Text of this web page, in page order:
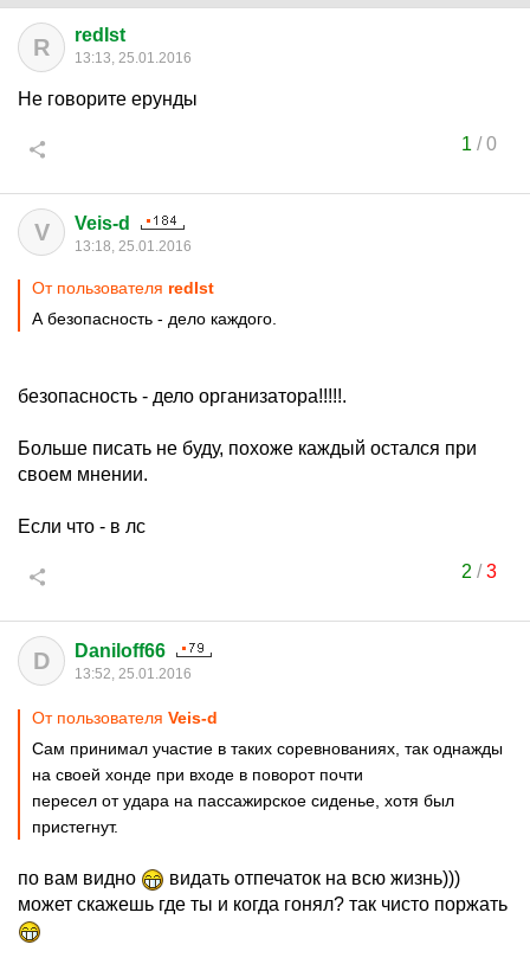
R redIst
13:13, 25.01.2016
Не говорите ерунды
1 /0
V Veis-d
13:18, 25.01.2016
От пользователя redIst
А безопасность - дело каждого.
безопасность - дело организатора!!!!!.
Больше писать не буду, похоже каждый остался при
своем мнении.
Если что - в лс
2 /3
D Daniloff66
13:52, 25.01.2016
От пользователя Veis-d
Сам принимал участие в таких соревнованиях, так однажды
на своей хонде при входе в поворот почти
пересел от удара на пассажирское сиденье, хотя был
пристегнут.
по вам видно
видать отпечаток на всю жизнь)))
может скажешь где ты и когда гонял? так чисто поржать